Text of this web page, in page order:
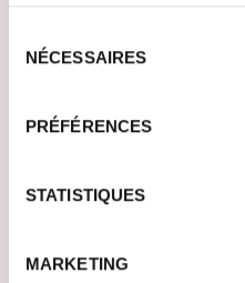
NÉCESSAIRES
PRÉFÉRENCES
STATISTIQUES
MARKETING